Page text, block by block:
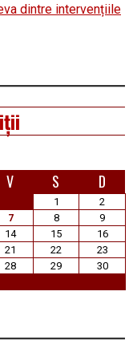
dintre intervențiile
V S D
1
2
7 8
9
14 15
16
21 22
23
28 29
30